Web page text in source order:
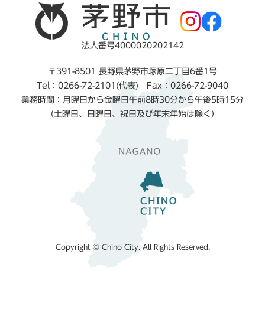
法人番号4000020202142
〒391-8501 長野県茅野市塚原二丁目6番1号
Tel：0266-72-2101(代表) Fax：0266-72-9040
業務時間：月曜日から金曜日午前8時30分から午後5時15分
（土曜日、日曜日、祝日及び年末年始は除く）
Copyright © Chino City. All Rights Reserved.